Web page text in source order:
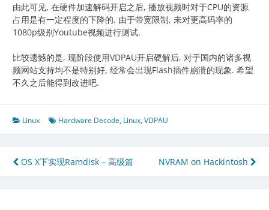
由此可见, 在硬件加速解码开启之后, 播放视频时对于CPU的资源
占用是有一定程度的下降的. 由于带宽限制, 未对更高码率的
1080p级别Youtube视频进行测试.
比较遗憾的是, 现阶段使用VDPAU开启硬解后, 对于国内的诸多视
频网站支持均不是特别好, 经常会出现Flash插件崩溃的现象. 希望
不久之后能得到改进吧.
Linux Hardware Decode, Linux,VDPAU
Post
navigation
OS X下实现Ramdisk – 高级篇 NVRAM on Hackintosh